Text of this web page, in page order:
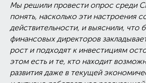
Мы решили провести опрос среди
понять, насколько эти настроения
действительности, и выяснили, что
финансовых директоров
рост и подходят к инвестициям
этом есть и те, кто находит
развития даже в текущей